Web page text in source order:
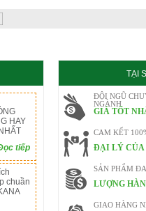
HAY
tiếp
chuần
TẠI
ĐỘI NGŨ
NGÀNH
GIÁ TỐT
CAM KẾT
ĐẠI LÝ CỦA
SẢN PHẨM
LƯỢNG
GIAO HÀNG